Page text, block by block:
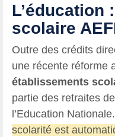
L’éducation
scolaire
Outre des crédits
une récente réforme
établissements
partie des retraites
l’Education Nationale.
scolarité est